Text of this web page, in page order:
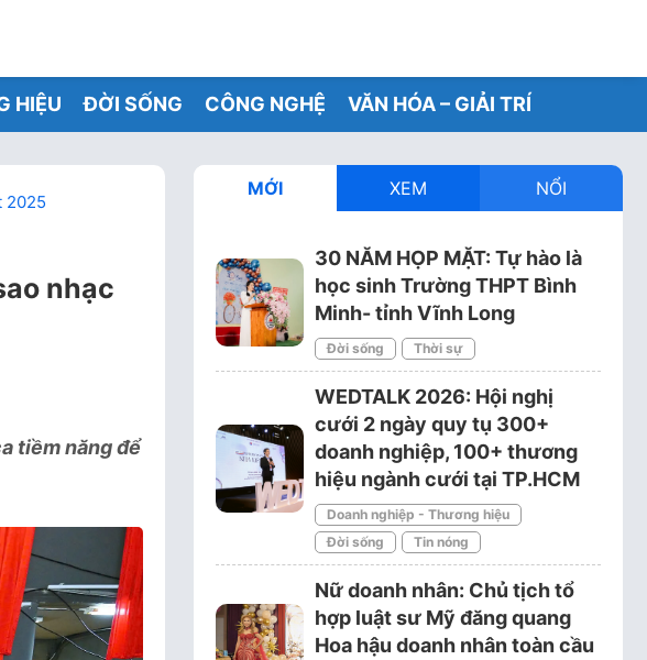
HIỆU ĐỜI SỐNG CÔNG NGHỆ VĂN HÓA – GIẢI TRÍ
2025
nhạc
tiềm năng để
MỚI XEM NỔI
30 NĂM HỌP MẶT: Tự hào là
học sinh Trường THPT Bình
Minh- tỉnh Vĩnh Long
Đời sống Thời sự
WEDTALK 2026: Hội nghị
cưới 2 ngày quy tụ 300+
doanh nghiệp, 100+ thương
hiệu ngành cưới tại TP.HCM
Doanh nghiệp - Thương hiệu
Đời sống
Tin nóng
Nữ doanh nhân: Chủ tịch tổ
hợp luật sư Mỹ đăng quang
Hoa hậu doanh nhân toàn cầu